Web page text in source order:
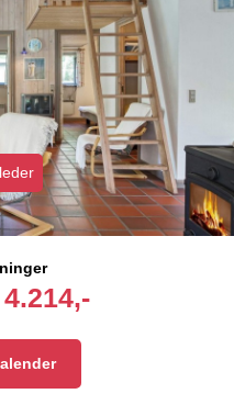
4.214,-